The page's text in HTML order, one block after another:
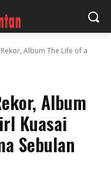
Album The Life of a
Album
Kuasai
Sebulan